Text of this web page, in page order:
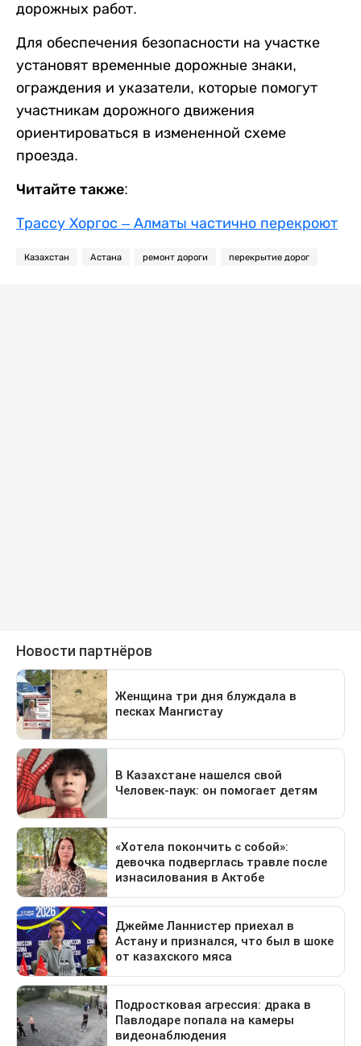
дорожных работ.
Для обеспечения безопасности на участке
установят временные дорожные знаки,
ограждения и указатели, которые помогут
участникам дорожного движения
ориентироваться в измененной схеме
проезда.
Читайте также:
Трассу Хоргос – Алматы частично перекроют
Казахстан Астана ремонт дороги перекрытие дорог